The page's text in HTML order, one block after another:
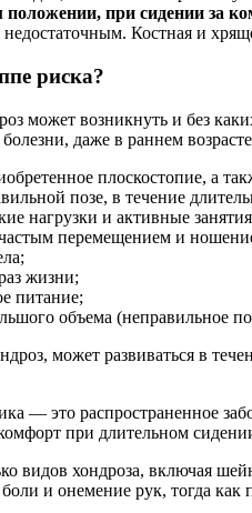
при сидении за
Костная и
риска?
может возникнуть и без
болезни, даже в раннем
плоскостопие, а
позе, в течение
нагрузки и активные
частым перемещением и
жизни;
питание;
объема (неправильное
может развиваться в
— это распространенное
при длительном
видов хондроза, включая
и онемение рук, тогда